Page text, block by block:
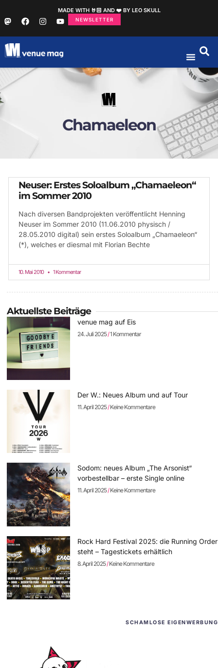
MADE WITH 🤘🏻 AND ❤️ BY LEO SKULL
NEWSLETTER
Chamaeleon
Neuser: Erstes Soloalbum „Chamaeleon“
im Sommer 2010
Nach diversen Bandprojekten veröffentlicht Henning
Neuser im Sommer 2010 (11.06.2010 physisch /
28.05.2010 digital) sein erstes Soloalbum „Chamaeleon“
(*), welches er diesmal mit Florian Bechte
10. Mai 2010 1 Kommentar
Aktuellste Beiträge
venue mag auf Eis
24. Juli 2025 1 Kommentar
Der W.: Neues Album und auf Tour
11. April 2025 Keine Kommentare
Sodom: neues Album „The Arsonist“
vorbestellbar – erste Single online
11. April 2025 Keine Kommentare
Rock Hard Festival 2025: die Running Order
steht – Tagestickets erhältlich
8. April 2025 Keine Kommentare
SCHAMLOSE EIGENWERBUNG